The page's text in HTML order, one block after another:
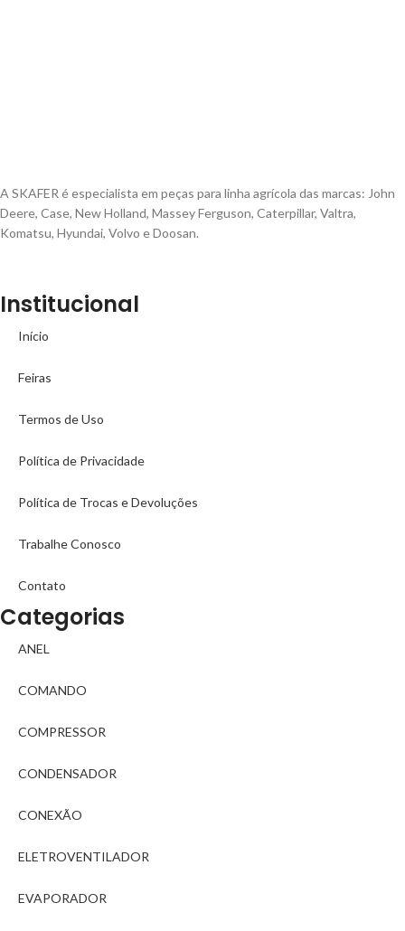
A SKAFER é especialista em peças para linha agrícola das marcas: John
Deere, Case, New Holland, Massey Ferguson, Caterpillar, Valtra,
Komatsu, Hyundai, Volvo e Doosan.
Institucional
Início
Feiras
Termos de Uso
Política de Privacidade
Política de Trocas e Devoluções
Trabalhe Conosco
Contato
Categorias
ANEL
COMANDO
COMPRESSOR
CONDENSADOR
CONEXÃO
ELETROVENTILADOR
EVAPORADOR